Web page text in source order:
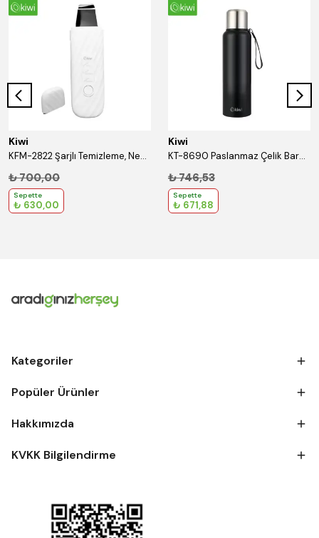
Kiwi
KFM-2822 Şarjlı Temizleme, Nemlendirme ve Gerdirme Etkili Cilt Temizleyici
₺ 700,00
Sepette
₺ 630,00
Kiwi
KT-8690 Paslanmaz Çelik Bardaklı 750 Ml Termos Siyah
₺ 746,53
Sepette
₺ 671,88
Kategoriler
Popüler Ürünler
Hakkımızda
KVKK Bilgilendirme